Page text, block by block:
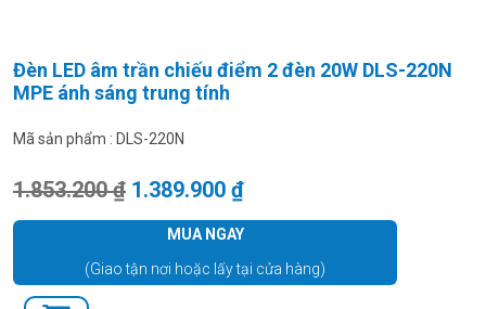
Đèn LED âm trần chiếu điểm 2 đèn 20W DLS-220N
MPE ánh sáng trung tính
Mã sản phẩm : DLS-220N
1.853.200₫ Giá gốc là: 1.853.200 ₫.
1.389.900 ₫Giá hiện tại là: 1.389.900
MUA NGAY
(Giao tận nơi hoặc lấy tại cửa hàng)